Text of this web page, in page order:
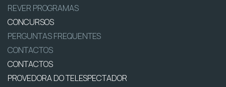
REVER PROGRAMAS
CONCURSOS
PERGUNTAS FREQUENTES
CONTACTOS
CONTACTOS
PROVEDORA DO TELESPECTADOR